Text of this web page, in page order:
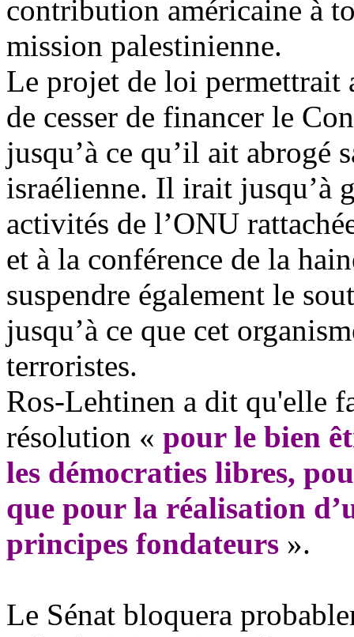
contribution américaine à
mission palestinienne.
Le projet de loi permettrait
de cesser de financer le
jusqu’à ce qu’il ait abrogé
israélienne. Il irait jusqu’à
activités de l’ONU
et à la conférence de la
suspendre également le
jusqu’à ce que cet
terroristes.
Ros-Lehtinen a dit qu'elle
résolution « pour le bien
les démocraties libres,
que pour la réalisation
principes fondateurs ».
Le Sénat bloquera